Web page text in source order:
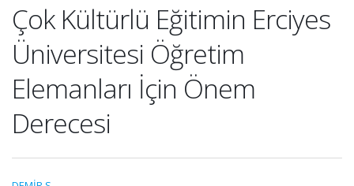
Çok Kültürlü Eğitimin Erciyes
Üniversitesi Öğretim
Elemanları İçin Önem
Derecesi